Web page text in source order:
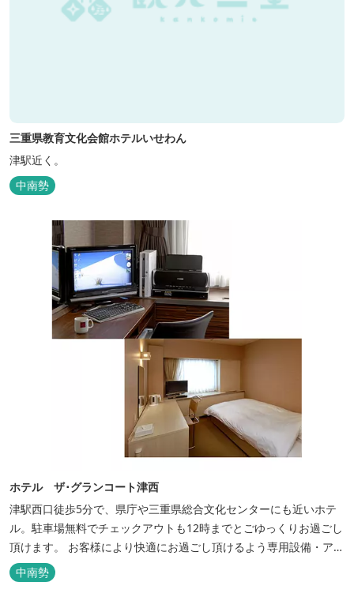
三重県教育文化会館ホテルいせわん
津駅近く。
中南勢
ホテル ザ･グランコート津西
津駅西口徒歩5分で、県庁や三重県総合文化センターにも近いホテ
ル。駐車場無料でチェックアウトも12時までとごゆっくりお過ごし
頂けます。 お客様により快適にお過ごし頂けるよう専用設備・アメ
ニティ付き女性専用フロアやビジネスマンに最適なパソコン・プリ
ンター設置のお部屋など多種多様な部屋タイプ・サービスをご用
中南勢